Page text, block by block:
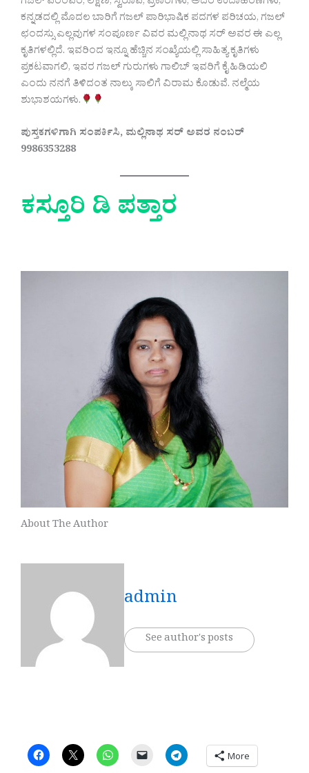
ಕನ್ನಡದಲ್ಲಿ ಮೊದಲ ಬಾರಿಗೆ ಗಜಲ್ ಪಾರಿಭಾಷಿಕ ಪದಗಳ ಪರಿಚಯ, ಗಜಲ್
ಛಂದಸ್ಸು ಎಲ್ಲವುಗಳ ಸಂಪೂರ್ಣ ವಿವರ ಮಲ್ಲಿನಾಥ ಸರ್ ಅವರ ಈ ಎಲ್ಲ
ಕೃತಿಗಳಲ್ಲಿದೆ. ಇವರಿಂದ ಇನ್ನೂ ಹೆಚ್ಚಿನ ಸಂಖ್ಯೆಯಲ್ಲಿ ಸಾಹಿತ್ಯ ಕೃತಿಗಳು
ಪ್ರಕಟವಾಗಲಿ, ಇವರ ಗಜಲ್ ಗುರುಗಳು ಗಾಲಿಬ್ ಇವರಿಗೆ ಕೈ ಹಿಡಿಯಲಿ
ಎಂದು ನನಗೆ ತಿಳಿದಂತ ನಾಲ್ಕು ಸಾಲಿಗೆ ವಿರಾಮ ಕೊಡುವೆ. ನಲ್ಮೆಯ
ಶುಭಾಶಯಗಳು.
ಪುಸ್ತಕಗಳಿಗಾಗಿ ಸಂಪರ್ಕಿಸಿ, ಮಲ್ಲಿನಾಥ ಸರ್ ಅವರ ನಂಬರ್
9986353288
ಕಸ್ತೂರಿ ಡಿ ಪತ್ತಾರ
About The Author
admin
See author's posts
More